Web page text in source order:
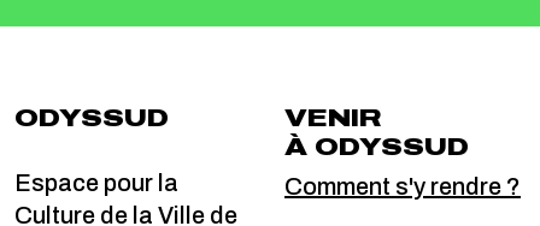
ODYSSUD
Espace pour la
Culture de la Ville de
VENIR
À ODYSSUD
Comment s'y rendre ?